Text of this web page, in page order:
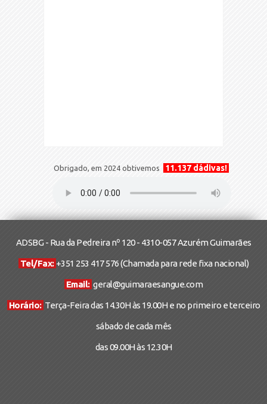
Obrigado, em 2024 obtivemos 11.137 dádivas!
ADSBG - Rua da Pedreira nº 120 - 4310-057 Azurém Guimarães
Tel/Fax: +351 253 417 576(Chamada para rede fixa nacional)
Email: geral@guimaraesangue.com
Horário: Terça-Feira das 14.30H às 19.00H e no primeiro e terceiro
sábado de cada mês
das 09.00H às 12.30H